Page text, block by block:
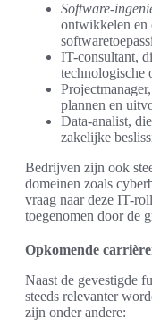
Software-
ontwikkelen en
IT-consultant,
technologische
plannen en
Data-analist,
zakelijke
Bedrijven zijn ook
domeinen zoals
vraag naar deze IT-
toegenomen door de
Opkomende
Naast de gevestigde
steeds relevanter
zijn onder andere: